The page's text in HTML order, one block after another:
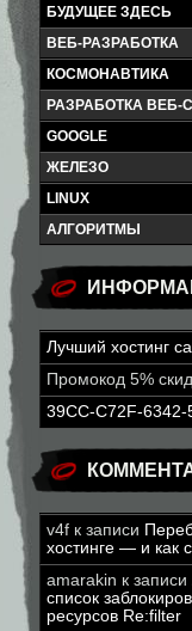
БУДУЩЕЕ ЗДЕСЬ
ВЕБ-РАЗРАБОТКА
КОСМОНАВТИКА
РАЗРАБОТКА ВЕБ-
GOOGLE
ЖЕЛЕЗО
LINUX
АЛГОРИТМЫ
Лучший хостинг
Промокод 5%
39CC-C72F-6342-
v4f к записи
хостинге — и как
amarakin к записи
список
ресурсов Re:filter